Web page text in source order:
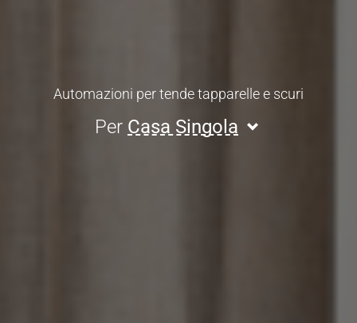
Automazioni per tende tapparelle e scuri
Per Casa Singola